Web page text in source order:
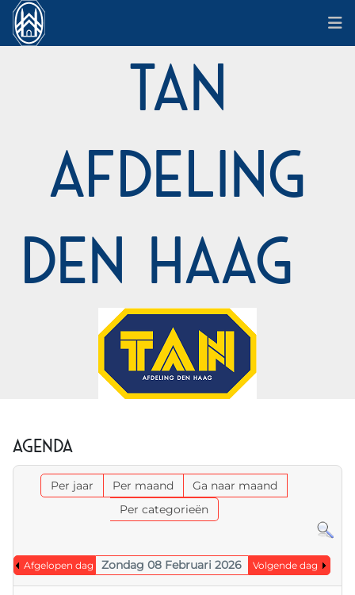
TAN
Afdeling
Den Haag
Agenda
Per jaar Per maand
Ga naar maand
Per categorieën
Afgelopen dag Zondag 08 Februari 2026 Volgende dag